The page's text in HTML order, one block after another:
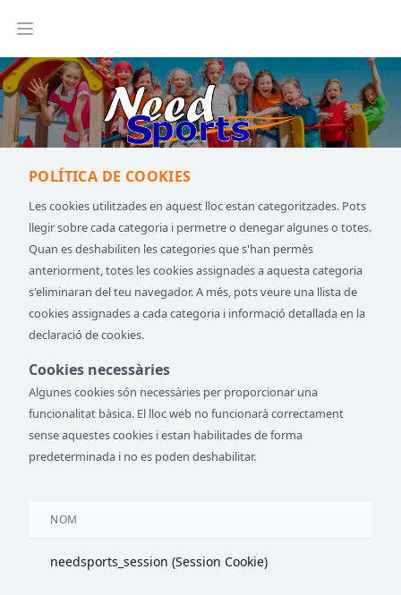
Abrir menu
POLÍTICA DE COOKIES
Les cookies utilitzades en aquest lloc estan categoritzades. Pots
llegir sobre cada categoria i permetre o denegar algunes o totes.
Quan es deshabiliten les categories que s'han permès
anteriorment, totes les cookies assignades a aquesta categoria
s'eliminaran del teu navegador. A més, pots veure una llista de
cookies assignades a cada categoria i informació detallada en la
declaració de cookies.
Cookies necessàries
Algunes cookies són necessàries per proporcionar una
funcionalitat bàsica. El lloc web no funcionarà correctament
sense aquestes cookies i estan habilitades de forma
predeterminada i no es poden deshabilitar.
NOM
needsports_session (Session Cookie)